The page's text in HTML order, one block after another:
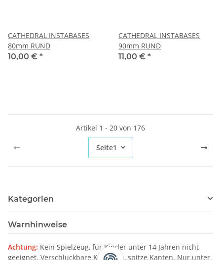
CATHEDRAL INSTABASES
80mm RUND
10,00 € *
CATHEDRAL INSTABASES
90mm RUND
11,00 € *
Artikel 1 - 20 von 176
Seite1
Kategorien
Warnhinweise
Achtung: Kein Spielzeug, für Kinder unter 14 Jahren nicht
geeignet. Verschluckbare Kleinteile, spitze Kanten. Nur unter